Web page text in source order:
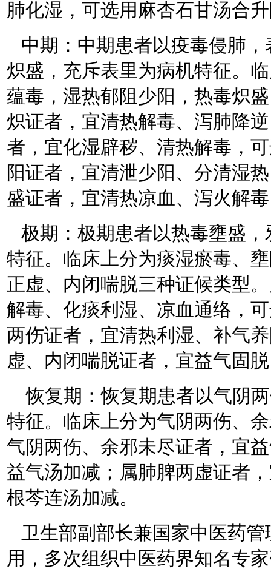
肺化湿，可选用麻杏石甘汤合
中期：中期患者以疫毒侵肺
炽盛，充斥表里为病机特征。
蕴毒，湿热郁阻少阳，热毒炽
炽证者，宜清热解毒、泻肺降
者，宜化湿辟秽、清热解毒，
阳证者，宜清泄少阳、分清湿
盛证者，宜清热凉血、泻火解
极期：极期患者以热毒壅盛
特征。临床上分为痰湿瘀毒、
正虚、内闭喘脱三种证候类型
解毒、化痰利湿、凉血通络，
两伤证者，宜清热利湿、补气
虚、内闭喘脱证者，宜益气固
恢复期：恢复期患者以气阴
特征。临床上分为气阴两伤、
气阴两伤、余邪未尽证者，宜
益气汤加减；属肺脾两虚证者
根芩连汤加减。
卫生部副部长兼国家中医药
用，多次组织中医药界知名专